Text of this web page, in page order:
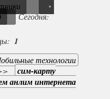
Сегодня:
1
технологии
сим-карту
анлим интернета